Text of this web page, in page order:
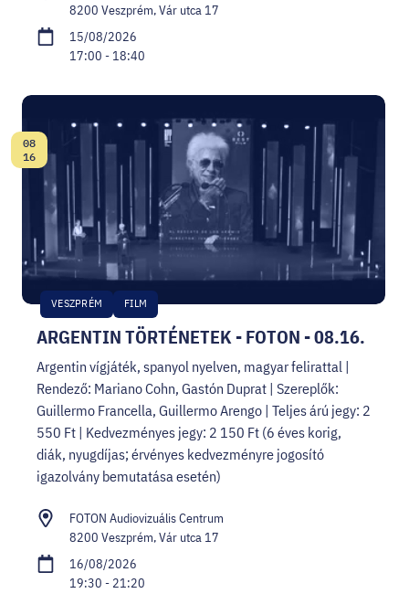
8200 Veszprém, Vár utca 17
15/08/2026
17:00 - 18:40
ARGENTIN TÖRTÉNETEK - FOTON - 08.16.
VESZPRÉM FILM
Date:
08
16
Argentin vígjáték, spanyol nyelven, magyar felirattal |
Rendező: Mariano Cohn, Gastón Duprat | Szereplők:
Guillermo Francella, Guillermo Arengo | Teljes árú jegy: 2
550 Ft | Kedvezményes jegy: 2 150 Ft (6 éves korig,
diák, nyugdíjas; érvényes kedvezményre jogosító
igazolvány bemutatása esetén)
FOTON Audiovizuális Centrum
8200 Veszprém, Vár utca 17
16/08/2026
19:30 - 21:20